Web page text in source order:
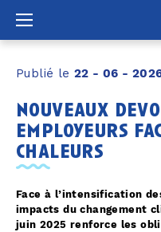
Publié le 22 - 06 -
nouveaux
employeurs
chaleurs
Face à l’intensification
impacts du changement
juin 2025 renforce les
Panneau de gestion des